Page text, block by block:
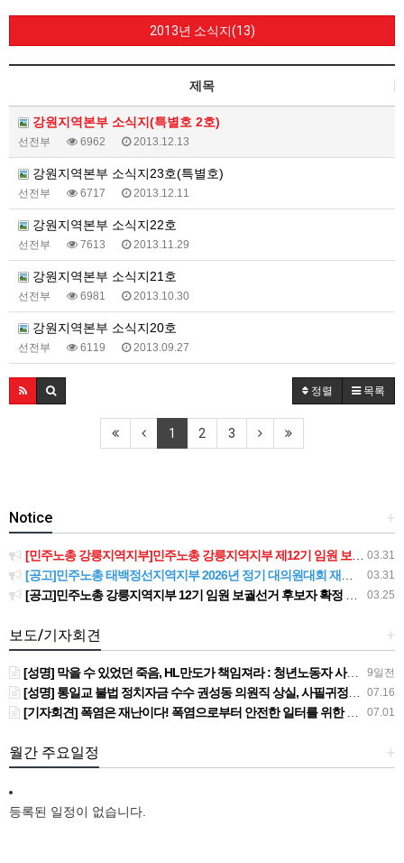
2013년 소식지(13)
제목
강원지역본부 소식지(특별호 2호)
선전부 6962 2013.12.13
강원지역본부 소식지23호(특별호)
선전부 6717 2013.12.11
강원지역본부 소식지22호
선전부 7613 2013.11.29
강원지역본부 소식지21호
선전부 6981 2013.10.30
강원지역본부 소식지20호
선전부 6119 2013.09.27
정렬 목록
1 2 3
+
Notice
03.31
[민주노총 강릉지역지부]민주노총 강릉지역지부 제12기 임원 보궐선거결과 공고
03.31
[공고]민주노총 태백정선지역지부 2026년 정기 대의원대회 재소집 건
03.25
[공고]민주노총 강릉지역지부 12기 임원 보궐선거 후보자 확정 공고
+
보도/기자회견
9일전
[성명] 막을 수 있었던 죽음, HL만도가 책임져라 : 청년노동자 사망사고의 철저한 진상규명과 재발방지 대책 마련하라
07.16
[성명] 통일교 불법 정치자금 수수 권성동 의원직 상실, 사필귀정이다
07.01
[기자회견] 폭염은 재난이다! 폭염으로부터 안전한 일터를 위한 민주노총 강원지역본부 폭염감시단 선포 기자회견
+
월간 주요일정
등록된 일정이 없습니다.